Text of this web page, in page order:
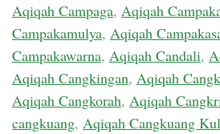
Aqiqah Campaga, Aqiqah
Campakamulya, Aqiqah
Campakawarna, Aqiqah Candali,
Aqiqah Cangkingan, Aqiqah
Aqiqah Cangkorah, Aqiqah
cangkuang, Aqiqah Cangkuang